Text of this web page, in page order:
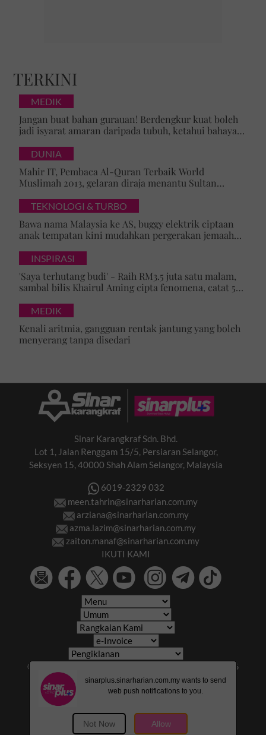
TERKINI
MEDIK
Jangan buat bahan gurauan! Berdengkur kuat boleh
jadi isyarat amaran daripada tubuh, ketahui bahaya
DUNIA
Mahir IT, Pembaca Al-Quran Terbaik World
Muslimah 2013, gelaran diraja menantu Sultan
merta
TEKNOLOGI & TURBO
Bawa nama Malaysia ke AS, buggy elektrik ciptaan
anak tempatan kini mudahkan pergerakan jemaah
INSPIRASI
'Saya terhutang budi' - Raih RM3.5 juta satu malam,
sambal bilis Khairul Aming cipta fenomena, catat 5
MEDIK
Kenali aritmia, gangguan rentak jantung yang boleh
menyerang tanpa disedari
Sinar Karangkraf Sdn. Bhd.
Lot 1, Jalan Renggam 15/5, Persiaran Selangor,
Seksyen 15, 40000 Shah Alam Selangor, Malaysia
6019-2329 032
meen.tahrin@sinarharian.com.my
arziana@sinarharian.com.my
azma.lazim@sinarharian.com.my
zaiton.manaf@sinarharian.com.my
IKUTI KAMI
© 2026 All Rights Reserved • Karangkraf Group • © 2026
Hakcipta Terpelihara • Kumpulan Karangkraf